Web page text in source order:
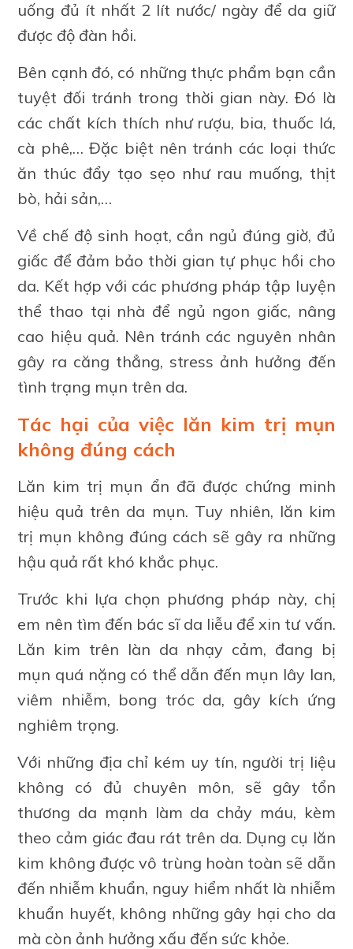
uống đủ ít nhất 2 lít nước/ ngày để da giữ
được độ đàn hồi.
Bên cạnh đó, có những thực phẩm bạn cần
tuyệt đối tránh trong thời gian này. Đó là
các chất kích thích như rượu, bia, thuốc lá,
cà phê,… Đặc biệt nên tránh các loại thức
ăn thúc đẩy tạo sẹo như rau muống, thịt
bò, hải sản,…
Về chế độ sinh hoạt, cần ngủ đúng giờ, đủ
giấc để đảm bảo thời gian tự phục hồi cho
da. Kết hợp với các phương pháp tập luyện
thể thao tại nhà để ngủ ngon giấc, nâng
cao hiệu quả. Nên tránh các nguyên nhân
gây ra căng thẳng, stress ảnh hưởng đến
tình trạng mụn trên da.
Tác hại của việc lăn kim trị mụn
không đúng cách
Lăn kim trị mụn ẩn đã được chứng minh
hiệu quả trên da mụn. Tuy nhiên, lăn kim
trị mụn không đúng cách sẽ gây ra những
hậu quả rất khó khắc phục.
Trước khi lựa chọn phương pháp này, chị
em nên tìm đến bác sĩ da liễu để xin tư vấn.
Lăn kim trên làn da nhạy cảm, đang bị
mụn quá nặng có thể dẫn đến mụn lây lan,
viêm nhiễm, bong tróc da, gây kích ứng
nghiêm trọng.
Với những địa chỉ kém uy tín, người trị liệu
không có đủ chuyên môn, sẽ gây tổn
thương da mạnh làm da chảy máu, kèm
theo cảm giác đau rát trên da. Dụng cụ lăn
kim không được vô trùng hoàn toàn sẽ dẫn
đến nhiễm khuẩn, nguy hiểm nhất là nhiễm
khuẩn huyết, không những gây hại cho da
mà còn ảnh hưởng xấu đến sức khỏe.